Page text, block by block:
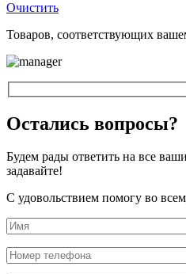
Очистить
Товаров, соответствующих
Остались вопросы?
Будем рады ответить на все
задавайте!
С удовольствием помогу во всем